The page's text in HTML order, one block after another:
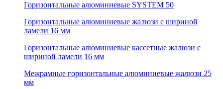
Горизонтальные алюминиевые SYSTEM 50
Горизонтальные алюминиевые жалюзи с шириной
ламели 16 мм
Горизонтальные алюминиевые кассетные жалюзи с
шириной ламели 16 мм
Межрамные горизонтальные алюминиевые жалюзи 25
мм